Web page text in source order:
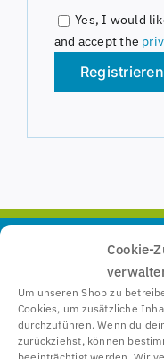
Cookie-
Um unseren Shop zu
Cookies, um zusätzliche
durchzuführen. Wenn du
zurückziehst, können
beeinträchtigt werden. Wir
Alternative:
Yes, I would
and accept the
Registrieren
Marke der
Embedded
Am Rain 24, 85256
Germany
Tel:+49 89 9545 991 20